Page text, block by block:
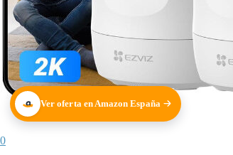
Ver oferta en Amazon España
0